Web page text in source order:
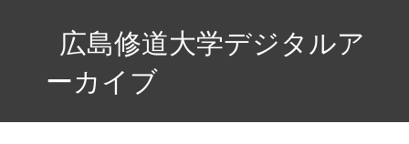
広島修道大学デジタルア
ーカイブ